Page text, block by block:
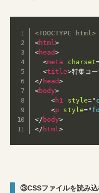
<!DOCTYPE html>
<html>
<head>
<meta charset
<title>特集コ
</ head>
<body>
<h1 style="
<p style="
</ body>
</ html>
③CSSファイルを読み